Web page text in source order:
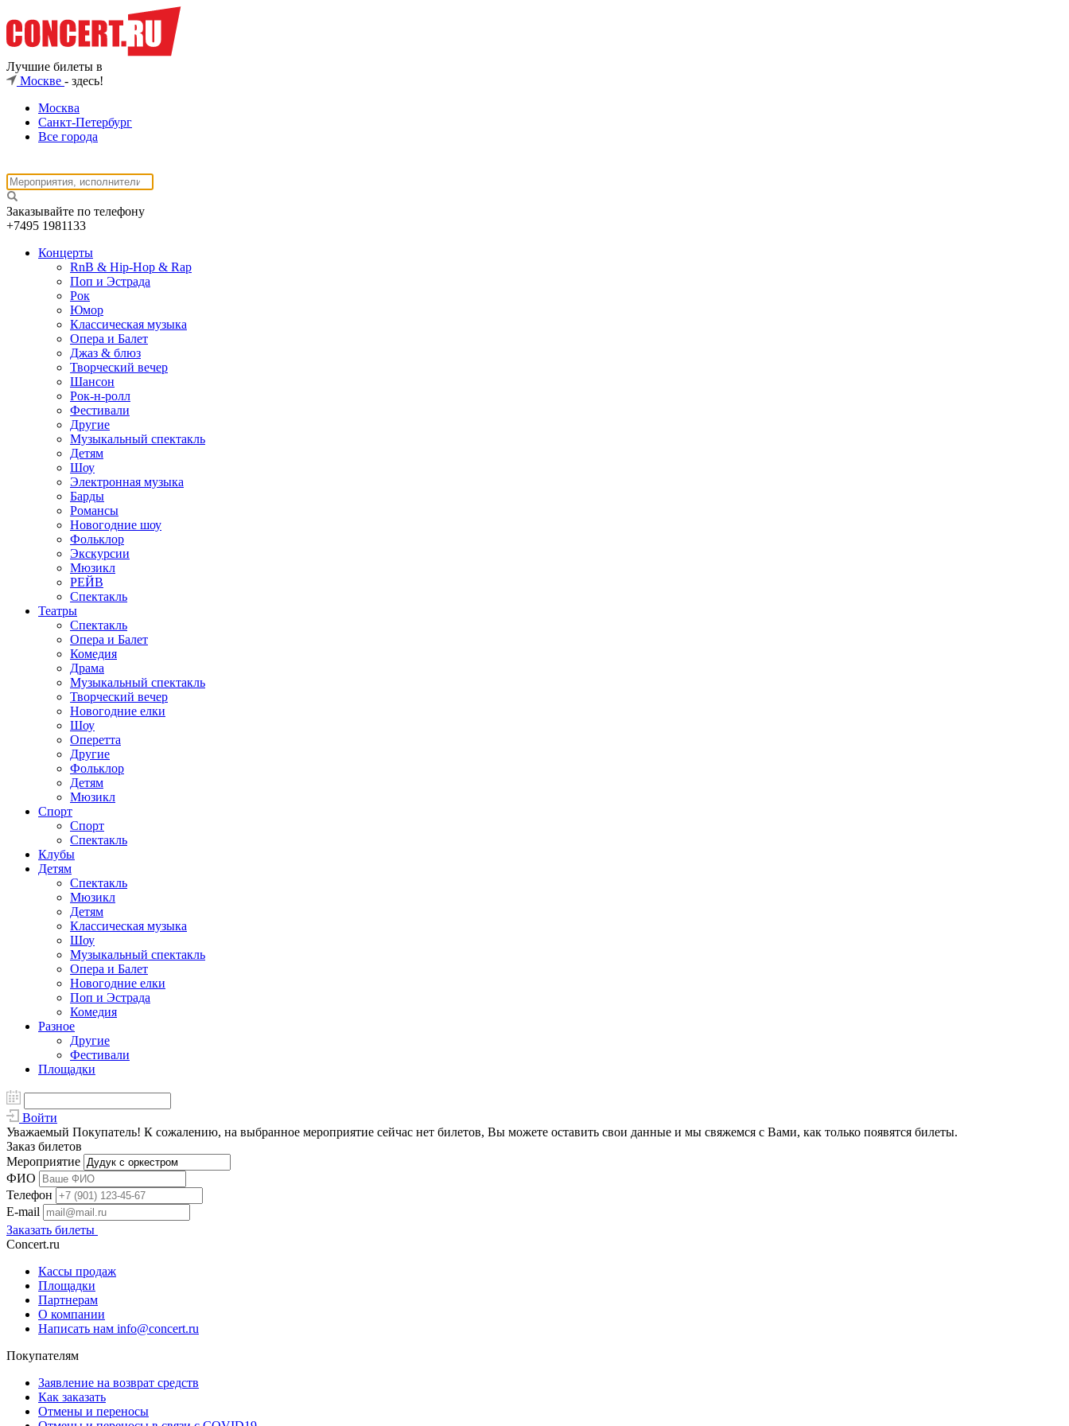
Лучшие билеты в
Москве - здесь!
Москва
Санкт-Петербург
Все города
Заказывайте по телефону
+7495 1981133
Концерты
RnB & Hip-Hop & Rap
Поп и Эстрада
Рок
Юмор
Классическая музыка
Опера и Балет
Джаз & блюз
Творческий вечер
Шансон
Рок-н-ролл
Фестивали
Другие
Музыкальный спектакль
Детям
Шоу
Электронная музыка
Барды
Романсы
Новогодние шоу
Фольклор
Экскурсии
Мюзикл
РЕЙВ
Спектакль
Театры
Спектакль
Опера и Балет
Комедия
Драма
Музыкальный спектакль
Творческий вечер
Новогодние елки
Шоу
Оперетта
Другие
Фольклор
Детям
Мюзикл
Спорт
Спорт
Спектакль
Клубы
Детям
Спектакль
Мюзикл
Детям
Классическая музыка
Шоу
Музыкальный спектакль
Опера и Балет
Новогодние елки
Поп и Эстрада
Комедия
Разное
Другие
Фестивали
Площадки
Войти
Уважаемый Покупатель! К сожалению, на выбранное мероприятие сейчас нет билетов, Вы можете оставить свои данные и мы свяжемся с Вами, как только появятся билеты.
Заказ билетов
Мероприятие
ФИО
Телефон
E-mail
Заказать билеты
Concert.ru
Кассы продаж
Площадки
Партнерам
О компании
Написать нам info@concert.ru
Покупателям
Заявление на возврат средств
Как заказать
Отмены и переносы